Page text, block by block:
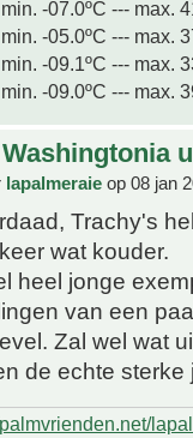
-07.0ºC --- max.
-05.0ºC --- max.
-09.1ºC --- max.
-09.0ºC --- max.
lapalmeraie op 08 jan
Trachy's
wat kouder.
heel jonge
van een
Zal wel wat
de echte